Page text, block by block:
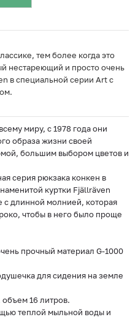
тем более когда это
нестареющий и просто очень
в специальной серии Art с
миру, с 1978 года они
образа жизни своей
большим выбором цветов и
серия рюкзака конкен в
куртки Fjällräven
длинной молнией, которая
чтобы в него было проще
прочный материал G-1000
для сидения на земле
16 литров.
теплой мыльной воды и